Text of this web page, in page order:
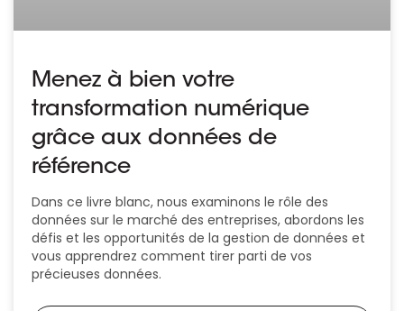
Menez à bien votre
transformation numérique
grâce aux données de
référence
Dans ce livre blanc, nous examinons le rôle des
données sur le marché des entreprises, abordons les
défis et les opportunités de la gestion de données et
vous apprendrez comment tirer parti de vos
précieuses données.